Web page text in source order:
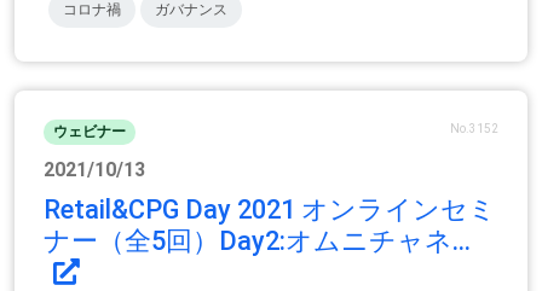
コロナ禍 ガバナンス
ウェビナー No.3152
2021/10/13
Retail&CPG Day 2021 オンラインセミ
ナー（全5回）Day2:オムニチャネ...